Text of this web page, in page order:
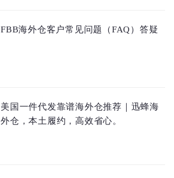
FBB海外仓客户常见问题（FAQ）答疑
美国一件代发靠谱海外仓推荐｜迅蜂海
外仓，本土履约，高效省心。